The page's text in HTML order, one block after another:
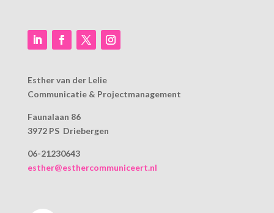
Esther van der Lelie
Communicatie & Projectmanagement
Faunalaan 86
3972 PS Driebergen
06-21230643
esther@esthercommuniceert.nl